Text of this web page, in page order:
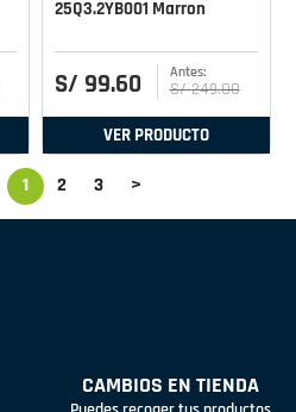
25Q3.2YB001 Marron
S/ 99.60 S/ 249.00
VER PRODUCTO
1 2 3 >
CAMBIOS EN TIENDA